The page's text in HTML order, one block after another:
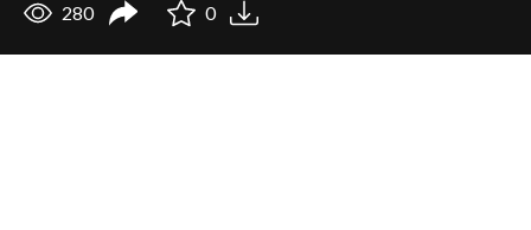
280
0